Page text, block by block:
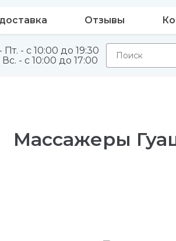
Отзывы
Пт. - с 10:00 до 19:30
Вс. - с 10:00 до 17:00
Массажеры